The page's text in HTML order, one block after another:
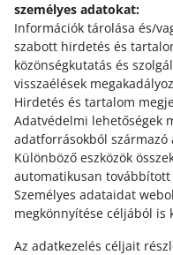
személyes adatokat:
Információk tárolása és/
szabott hirdetés és
közönségkutatás és
visszaélések
Hirdetés és tartalom
Adatvédelmi lehetőségek
adatforrásokból származó
Különböző eszközök
automatikusan
Személyes adataidat
megkönnyítése céljából is
Az adatkezelés céljait
tartozó egyenlegen
dátuma kevésbé fontos.
Segítségre van
VEDD FEL